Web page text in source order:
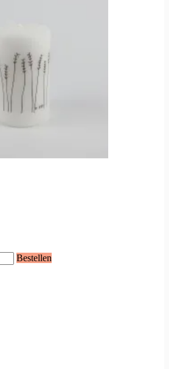
Bestellen